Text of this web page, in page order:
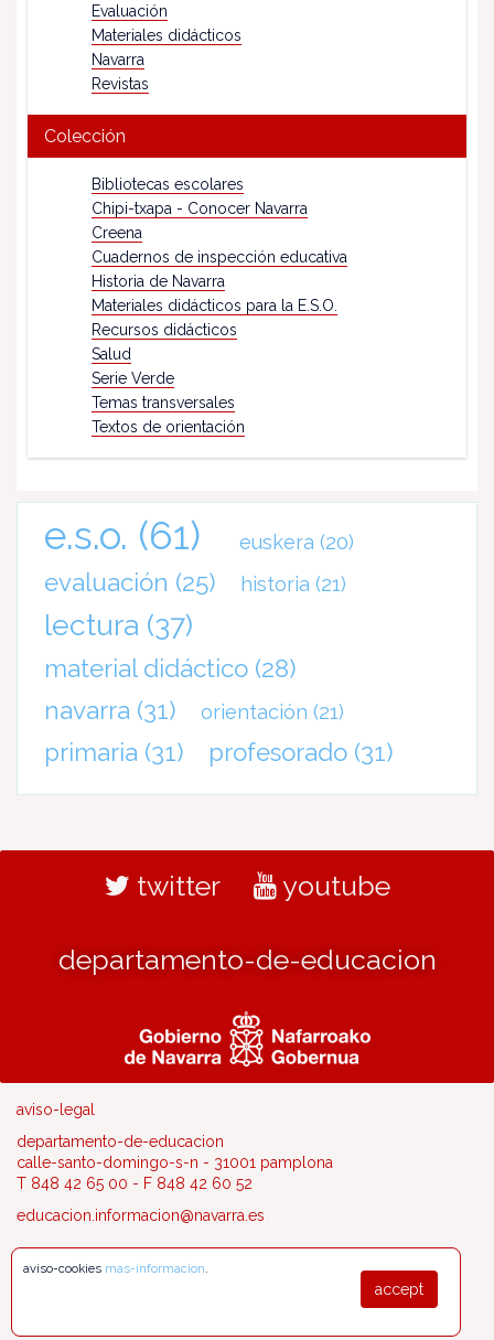
Evaluación
Materiales didácticos
Navarra
Revistas
Colección
Bibliotecas escolares
Chipi-txapa - Conocer Navarra
Creena
Cuadernos de inspección educativa
Historia de Navarra
Materiales didácticos para la E.S.O.
Recursos didácticos
Salud
Serie Verde
Temas transversales
Textos de orientación
e.s.o. (61) euskera (20)
evaluación (25) historia (21)
lectura (37)
material didáctico (28)
navarra (31) orientación (21)
primaria (31) profesorado (31)
twitter youtube
departamento-de-educacion
aviso-legal
departamento-de-educacion
calle-santo-domingo-s-n - 31001 pamplona
T 848 42 65 00 - F 848 42 60 52
educacion.informacion@navarra.es
accept
aviso-cookies mas-informacion.